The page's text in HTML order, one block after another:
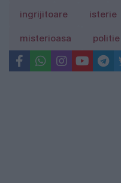
ingrijitoare isterie
misterioasa politie